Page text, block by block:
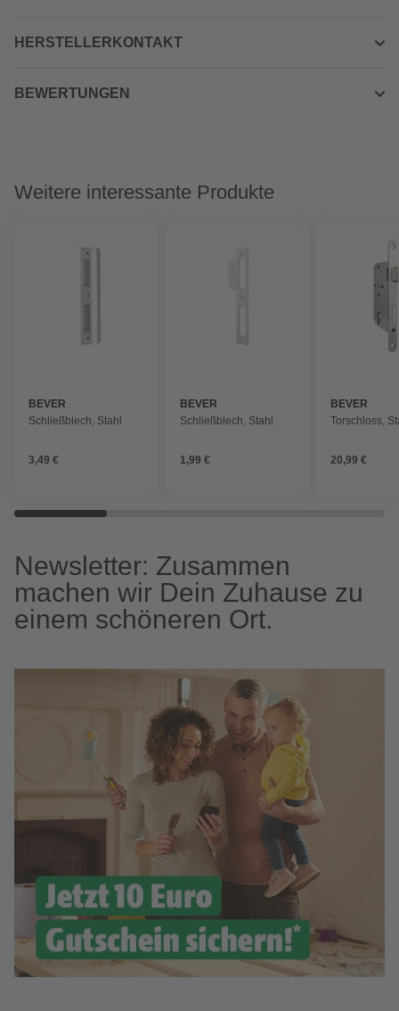
HERSTELLERKONTAKT
BEWERTUNGEN
Weitere interessante Produkte
BEVER
Schließblech, Stahl
3,49 €
BEVER
Schließblech, Stahl
1,99 €
BEVER
Torschloss,
20,99 €
Newsletter: Zusammen
machen wir Dein Zuhause zu
einem schöneren Ort.